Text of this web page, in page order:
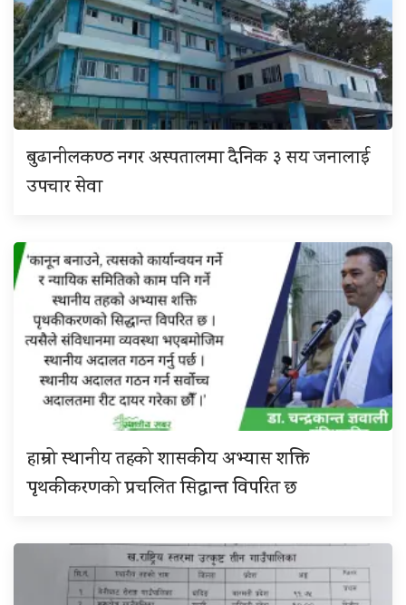
बुढानीलकण्ठ नगर अस्पतालमा दैनिक ३ सय जनालाई
उपचार सेवा
हाम्रो स्थानीय तहको शासकीय अभ्यास शक्ति
पृथकीकरणको प्रचलित सिद्धान्त विपरित छ